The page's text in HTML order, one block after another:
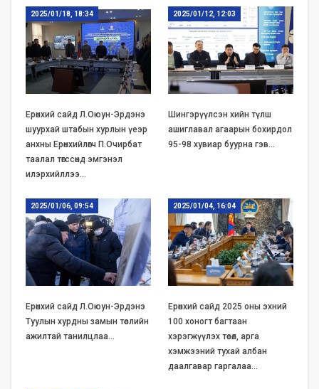
2025/01/18, 18:34
Ерөнхий сайд Л.Оюун-Эрдэнэ
шуурхай штабын хурлын үеэр
анхны Ерөнхийлөгч П.Очирбат
таалал төгссөнд эмгэнэл
илэрхийллээ…
2025/01/12, 12:03
Шингэрүүлсэн хийн түлш
ашиглавал агаарын бохирдол
95-98 хувиар буурна гэв…
2025/01/06, 09:54
Ерөнхий сайд Л.Оюун-Эрдэнэ
Туулын хурдны замын төслийн
ажилтай танилцлаа…
2025/01/04, 16:04
Ерөнхий сайд 2025 оны эхний
100 хоногт багтаан
хэрэгжүүлэх төсөл, арга
хэмжээний тухай албан
даалгавар гаргалаа…